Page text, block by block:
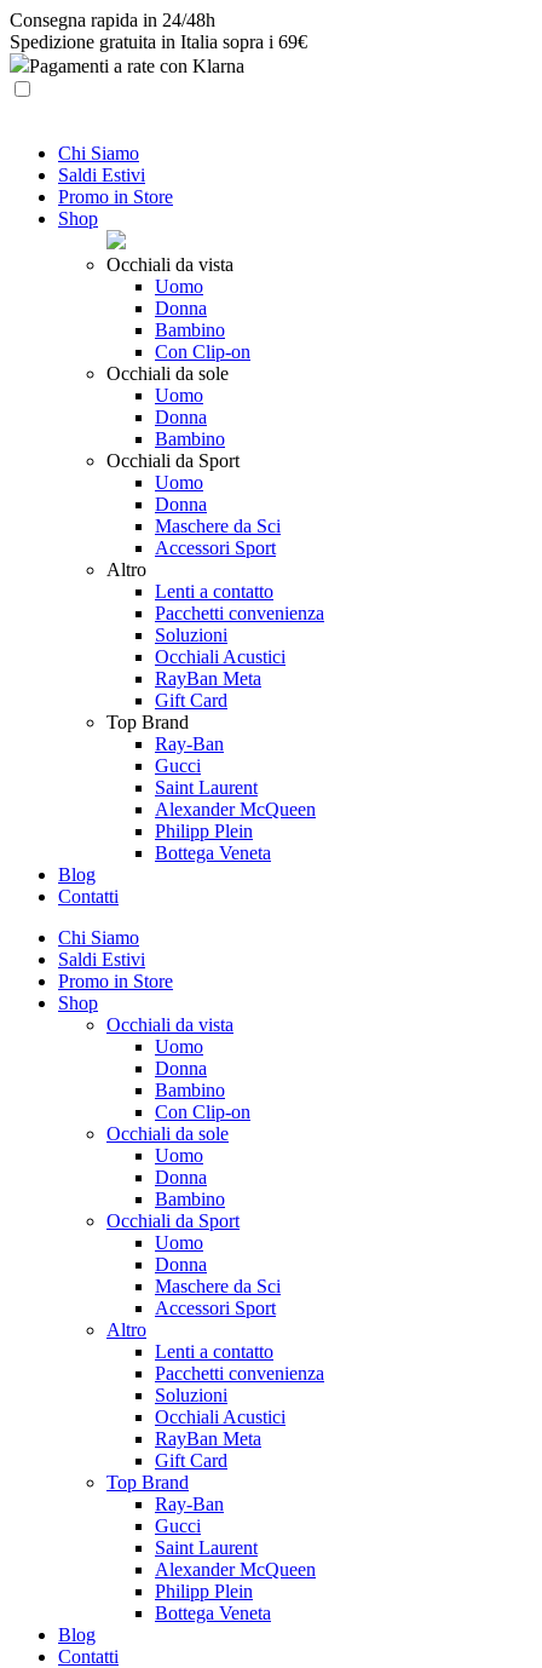
Skip
to
content
Consegna rapida in 24/48h
Spedizione gratuita in Italia sopra i 69€
Pagamenti a rate con Klarna
Chi Siamo
Saldi Estivi
Promo in Store
Shop
Occhiali da vista
Uomo
Donna
Bambino
Con Clip-on
Occhiali da sole
Uomo
Donna
Bambino
Occhiali da Sport
Uomo
Donna
Maschere da Sci
Accessori Sport
Altro
Lenti a contatto
Pacchetti convenienza
Soluzioni
Occhiali Acustici
RayBan Meta
Gift Card
Top Brand
Ray-Ban
Gucci
Saint Laurent
Alexander McQueen
Philipp Plein
Bottega Veneta
Blog
Contatti
Chi Siamo
Saldi Estivi
Promo in Store
Shop
Occhiali da vista
Uomo
Donna
Bambino
Con Clip-on
Occhiali da sole
Uomo
Donna
Bambino
Occhiali da Sport
Uomo
Donna
Maschere da Sci
Accessori Sport
Altro
Lenti a contatto
Pacchetti convenienza
Soluzioni
Occhiali Acustici
RayBan Meta
Gift Card
Top Brand
Ray-Ban
Gucci
Saint Laurent
Alexander McQueen
Philipp Plein
Bottega Veneta
Blog
Contatti